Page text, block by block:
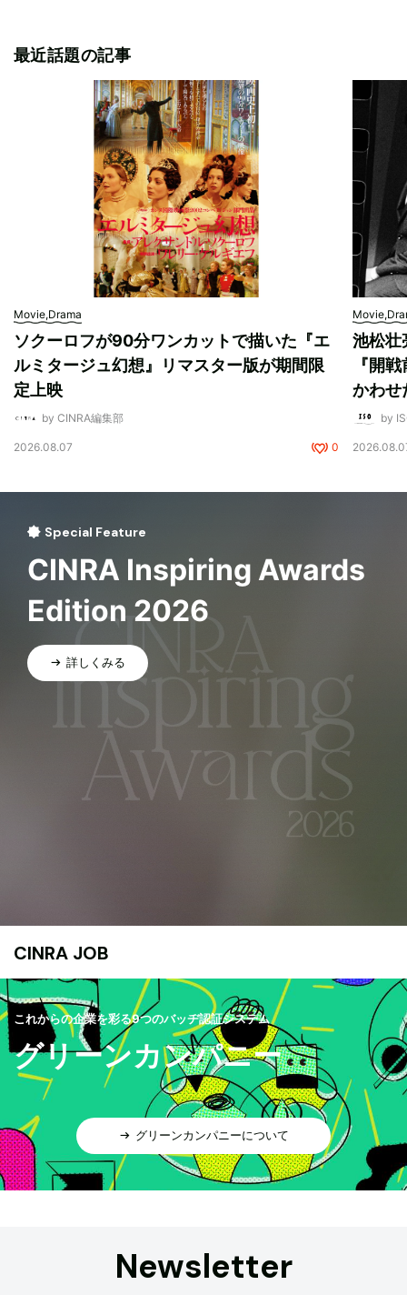
最近話題の記事
Movie,Drama
ソクーロフが90分ワンカットで描いた『エ
ルミタージュ幻想』リマスター版が期間限
定上映
by CINRA編集部
2026.08.07 0
池松壮
『開
かわせ
by
Special Feature
CINRA Inspiring Awards
Edition 2026
詳しくみる
CINRA JOB
これからの企業を彩る9つのバッヂ認証システム
グリーンカンパニー
グリーンカンパニーについて
Newsletter